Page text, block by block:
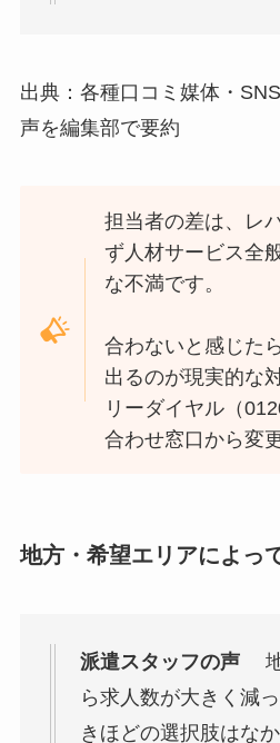
出典：各種口コミ媒体・
声を編集部で要約
担当者の差は、レ
ず人材サービス全
な不満です。
合わないと感じた
出るのが現実的な
リーダイヤル（
合わせ窓口から変
地方・希望エリアによっ
派遣スタッフの声地
ら求人数が大きく減
きほどの選択肢はなか